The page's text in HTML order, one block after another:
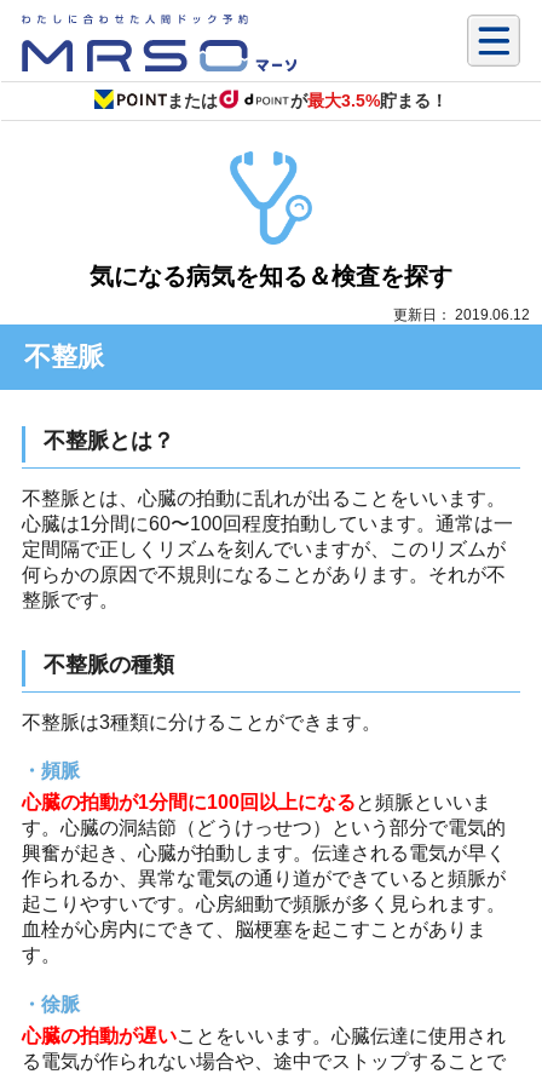
または が最大3.5%貯まる！
気になる病気を知る＆検査を探す
更新日： 2019.06.12
不整脈
不整脈とは？
不整脈とは、心臓の拍動に乱れが出ることをいいます。
心臓は1分間に60〜100回程度拍動しています。通常は一
定間隔で正しくリズムを刻んでいますが、このリズムが
何らかの原因で不規則になることがあります。それが不
整脈です。
不整脈の種類
不整脈は3種類に分けることができます。
頻脈
心臓の拍動が1分間に100回以上になると頻脈といいま
す。心臓の洞結節（どうけっせつ）という部分で電気的
興奮が起き、心臓が拍動します。伝達される電気が早く
作られるか、異常な電気の通り道ができていると頻脈が
起こりやすいです。心房細動で頻脈が多く見られます。
血栓が心房内にできて、脳梗塞を起こすことがありま
す。
徐脈
心臓の拍動が遅いことをいいます。心臓伝達に使用され
る電気が作られない場合や、途中でストップすることで